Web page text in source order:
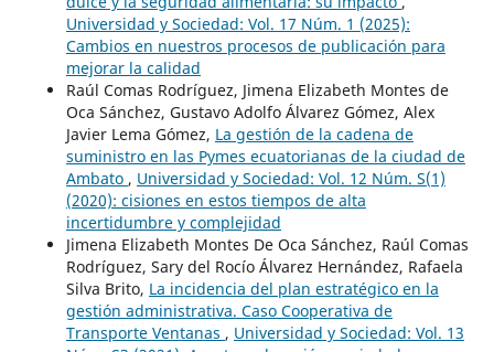
Universidad y Sociedad: Vol. 17 Núm. 1 (2025):
Cambios en nuestros procesos de publicación para
mejorar la calidad
Raúl Comas Rodríguez, Jimena Elizabeth Montes de
Oca Sánchez, Gustavo Adolfo Álvarez Gómez, Alex
Javier Lema Gómez, La gestión de la cadena de
suministro en las Pymes ecuatorianas de la ciudad de
Ambato , Universidad y Sociedad: Vol. 12 Núm. S(1)
(2020): cisiones en estos tiempos de alta
incertidumbre y complejidad
Jimena Elizabeth Montes De Oca Sánchez, Raúl Comas
Rodríguez, Sary del Rocío Álvarez Hernández, Rafaela
Silva Brito, La incidencia del plan estratégico en la
gestión administrativa. Caso Cooperativa de
Transporte Ventanas , Universidad y Sociedad: Vol. 13